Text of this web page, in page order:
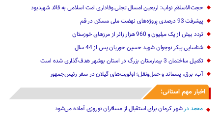
حجت‌الاسلام نواب: اربعین امسال تجلی وفاداری امت اسلامی به قائد شهیدبود
پیشرفت 93 درصدی پروژه‌های نهضت ملی مسکن در قم
تردد بیش از یک میلیون و 960 هزار زائر از مرزهای خوزستان
شناسایی پیکر نوجوان شهید حسین حوریان پس از 44 سال
تکمیل ساختمان 3 بیمارستان بزرگ در استان بوشهر هدف‌گذاری شده است
آب، برق، پسماند و حمل‌ونقل؛ اولویت‌های گیلان در سفر رئیس‌جمهور
اخبار مهم استانی:
محمد درشهر کرمان برای استقبال از مسافران نوروزی آماده می‌شود